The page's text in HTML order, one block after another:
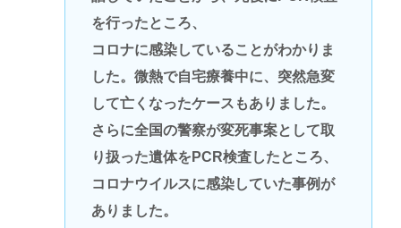
を行ったところ、
コロナに感染していることがわかりま
した。微熱で自宅療養中に、突然急変
して亡くなったケースもありました。
さらに全国の警察が変死事案として取
り扱った遺体をPCR検査したところ、
コロナウイルスに感染していた事例が
ありました。